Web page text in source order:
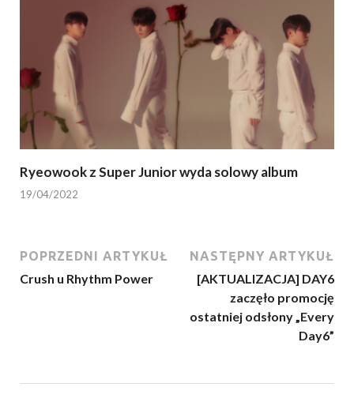
Ryeowook z Super Junior wyda solowy album
19/04/2022
POPRZEDNI ARTYKUŁ
Crush u Rhythm Power
NASTĘPNY ARTYKUŁ
[AKTUALIZACJA] DAY6
zaczęło promocję
ostatniej odsłony „Every
Day6”